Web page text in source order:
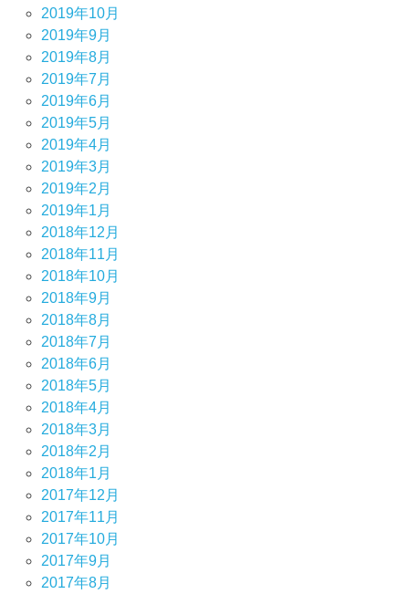
2019年10月
2019年9月
2019年8月
2019年7月
2019年6月
2019年5月
2019年4月
2019年3月
2019年2月
2019年1月
2018年12月
2018年11月
2018年10月
2018年9月
2018年8月
2018年7月
2018年6月
2018年5月
2018年4月
2018年3月
2018年2月
2018年1月
2017年12月
2017年11月
2017年10月
2017年9月
2017年8月